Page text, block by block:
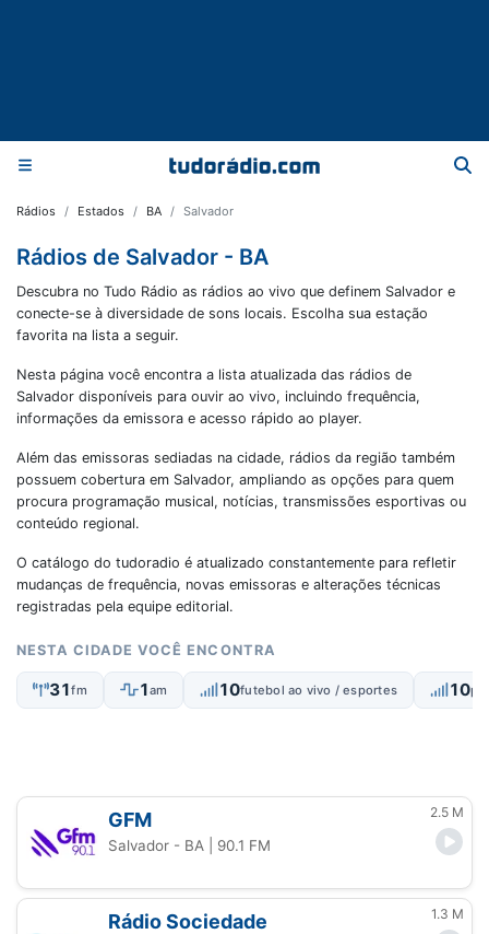
Rádios Estados BA Salvador
Rádios de Salvador - BA
Descubra no Tudo Rádio as rádios ao vivo que definem Salvador e
conecte-se à diversidade de sons locais. Escolha sua estação
favorita na lista a seguir.
Nesta página você encontra a lista atualizada das rádios de
Salvador disponíveis para ouvir ao vivo, incluindo frequência,
informações da emissora e acesso rápido ao player.
Além das emissoras sediadas na cidade, rádios da região também
possuem cobertura em Salvador, ampliando as opções para quem
procura programação musical, notícias, transmissões esportivas ou
conteúdo regional.
O catálogo do tudoradio é atualizado constantemente para refletir
mudanças de frequência, novas emissoras e alterações técnicas
registradas pela equipe editorial.
NESTA CIDADE VOCÊ ENCONTRA
31fm 1am 10futebol ao vivo / esportes 10
GFM 2.5 M
Salvador - BA | 90.1 FM
Rádio Sociedade 1.3 M